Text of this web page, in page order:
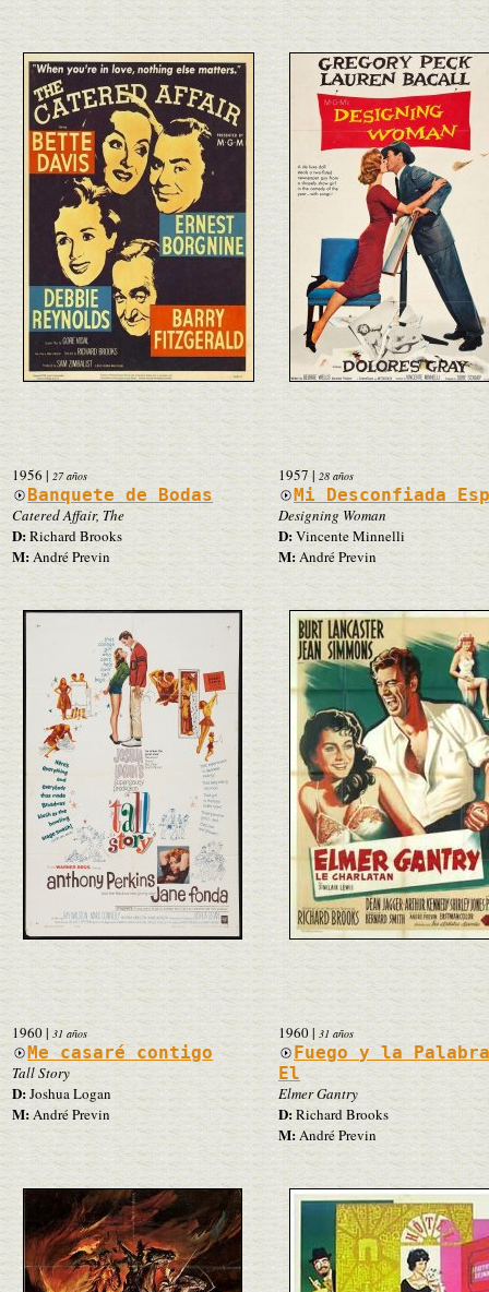
1956| 27 años
Banquete de Bodas
Catered Affair, The
D:Richard Brooks
M:André Previn
1957| 28 años
Mi Desconfiada
Designing Woman
D:Vincente Minnelli
M:André Previn
1960| 31 años
Me casaré contigo
Tall Story
D:Joshua Logan
M:André Previn
1960| 31 años
Fuego y la
El
Elmer Gantry
D:Richard Brooks
M:André Previn